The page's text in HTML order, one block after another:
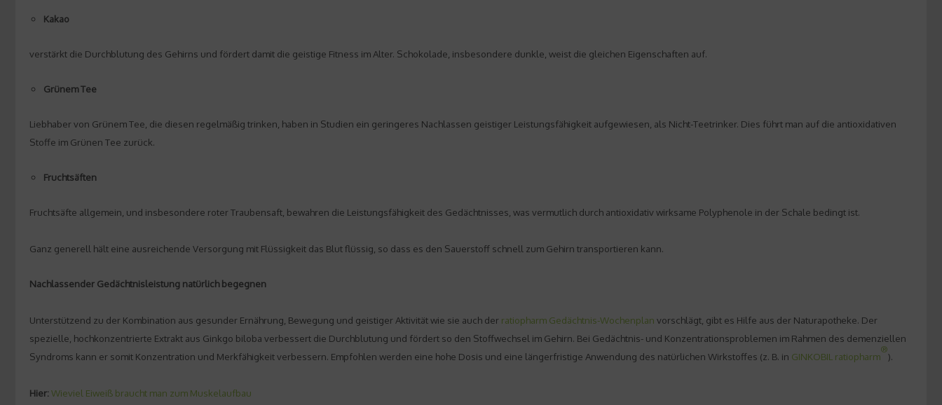
Kakao
verstärkt die Durchblutung des Gehirns und fördert damit die geistige Fitness im Alter. Schokolade, insbesondere dunkle, weist die gleichen Eigenschaften auf.
Grünem Tee
Liebhaber von Grünem Tee, die diesen regelmäßig trinken, haben in Studien ein geringeres Nachlassen geistiger Leistungsfähigkeit aufgewiesen, als Nicht-Teetrinker. Dies führt man auf die antioxidativen
Stoffe im Grünen Tee zurück.
Fruchtsäften
Fruchtsäfte allgemein, und insbesondere roter Traubensaft, bewahren die Leistungsfähigkeit des Gedächtnisses, was vermutlich durch antioxidativ wirksame Polyphenole in der Schale bedingt ist.
Ganz generell hält eine ausreichende Versorgung mit Flüssigkeit das Blut flüssig, so dass es den Sauerstoff schnell zum Gehirn transportieren kann.
Nachlassender Gedächtnisleistung natürlich begegnen
Unterstützend zu der Kombination aus gesunder Ernährung, Bewegung und geistiger Aktivität wie sie auch der ratiopharm Gedächtnis-Wochenplan vorschlägt, gibt es Hilfe aus der Naturapotheke. Der
spezielle, hochkonzentrierte Extrakt aus Ginkgo biloba verbessert die Durchblutung und fördert so den Stoffwechsel im Gehirn. Bei Gedächtnis- und Konzentrationsproblemen im Rahmen des demenziellen
Syndroms kann er somit Konzentration und Merkfähigkeit verbessern. Empfohlen werden eine hohe Dosis und eine längerfristige Anwendung des natürlichen Wirkstoffes (z. B. in GINKOBIL ratiopharm
®
).
Hier: Wieviel Eiweiß braucht man zum Muskelaufbau